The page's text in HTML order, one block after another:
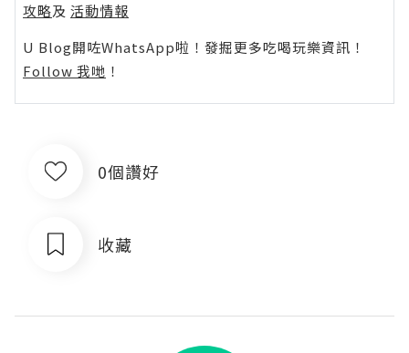
攻略及 活動情報
U Blog開咗WhatsApp啦！發掘更多吃喝玩樂資訊！
Follow 我哋 ！
0個讚好
收藏